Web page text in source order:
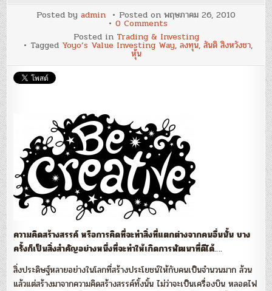
Posted by admin Posted on พฤษภาคม 26, 2010
0 Commentson
สร้างสรรค์
และ
มั่นใจ
สันติ
Posted in Trading & Investing
Tagged Yoyo’s Value Investing Way, ลงทุน, สันติ สิงหวังชา,
หุ้น
ความคิดสร้างสรรค์ หรือการคิดที่จะทำสิ่งที่แตกต่างจากคนอื่นนั้น บาง
ครั้งก็เป็นสิ่งสำคัญอย่างหนึ่งที่จะทำให้เกิดการพัฒนาที่ดีได้….
สิ่งประดิษฐ์หลายอย่างในโลกที่สร้างประโยชน์ให้กับคนเป็นจำนวนมาก ล้วน
แล้วแต่สร้างมาจากความคิดสร้างสรรค์ทั้งนั้น ไม่ว่าจะเป็นเครื่องบิน หลอดไฟ